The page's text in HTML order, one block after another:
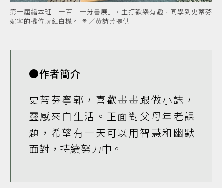
第一屆繪本班「一百二十分書展」，主打歡樂有趣，同學到史蒂芬
妮寧的攤位玩紅白機。 圖／黃詩芳提供
●作者簡介
史蒂芬寧郭，喜歡畫畫跟做小誌，
靈感來自生活。正面對父母年老課
題，希望有一天可以用智慧和幽默
面對，持續努力中。